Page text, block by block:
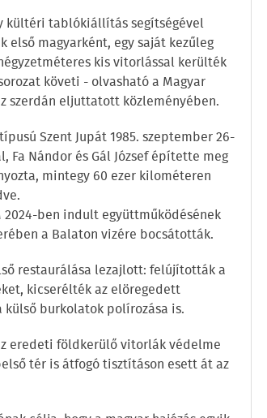
kültéri tablókiállítás segítségével
magyarként, egy saját kezűleg
kis vitorlással kerülték
követi - olvasható a Magyar
szerdán eljuttatott közleményében.
Szent Jupát 1985. szeptember 26-
Nándor és Gál József építette meg
mintegy 60 ezer kilométeren
2024-ben indult együttműködésének
a Balaton vizére bocsátották.
restaurálása lezajlott: felújították a
kicserélték az elöregedett
burkolatok polírozása is.
eredeti földkerülő vitorlák védelme
tér is átfogó tisztításon esett át az